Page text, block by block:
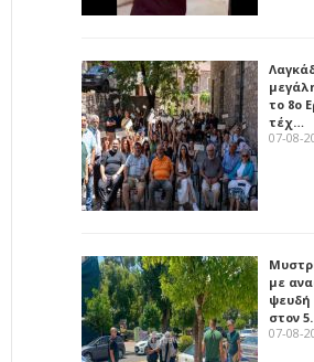
το 8ο
τέχ…
07-08-
με
ψευδή
στον
07-08-